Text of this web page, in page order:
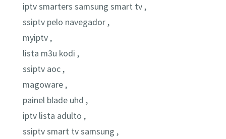
iptv smarters samsung smart tv ,
ssiptv pelo navegador ,
myiptv ,
lista m3u kodi ,
ssiptv aoc ,
magoware ,
painel blade uhd ,
iptv lista adulto ,
ssiptv smart tv samsung ,